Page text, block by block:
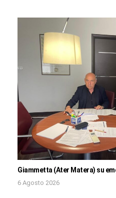
Giammetta (Ater Matera) su
6 Agosto 2026